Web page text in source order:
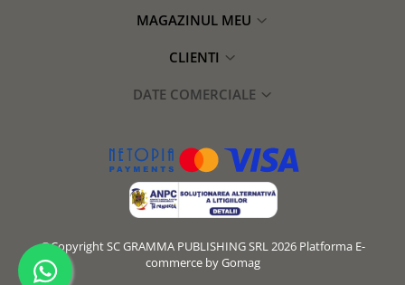
MAGAZINUL MEU
CLIENTI
DATE COMERCIALE
©Copyright SC GRAMMA PUBLISHING SRL 2026 Platforma E-
commerce by Gomag